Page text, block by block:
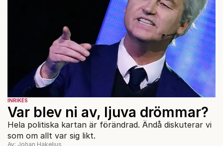
INRIKES
Var blev ni av, ljuva drömmar?
Hela politiska kartan är förändrad. Ändå diskuterar vi
som om allt var sig likt.
Av: Johan Hakelius